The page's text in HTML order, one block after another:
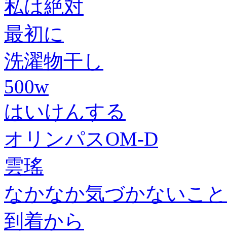
私は絶対
最初に
洗濯物干し
500w
はいけんする
オリンパスOM-D
雲瑤
なかなか気づかないこ
到着から